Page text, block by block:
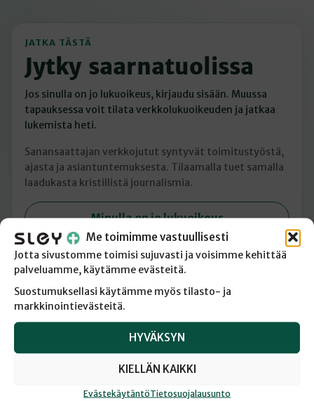
Me toimimme vastuullisesti
Jotta sivustomme toimisi sujuvasti ja voisimme kehittää
palveluamme, käytämme evästeitä.
Suostumuksellasi käytämme myös tilasto- ja
markkinointievästeitä.
HYVÄKSYN
KIELLÄN KAIKKI
EvästekäytäntöTietosuojalausunto
JATKA TÄSTÄ
Jytky saarnatuolissa
Jos sinulla on jo lukuoikeus, kirjaudu sisään. Muussa
tapauksessa voit tilata verkkolukuoikeuden ja jatkaa
lukemista heti.
Sanansaattajan verkkojutut syntyvät toimitustyöstä,
ajasta ja asiantuntemuksesta. Tilaamalla tuet samalla
laadukasta kristillistä journalismia.
Minulla on jo lukuoikeus
Tilaan verkkolukuoikeuden